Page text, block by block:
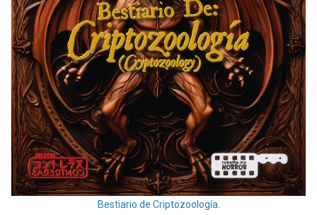
Bestiario de Criptozoología.